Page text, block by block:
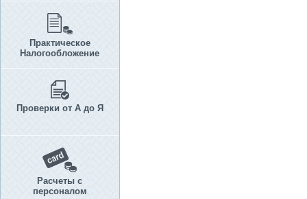
Практическое
Налогообложение
Проверки от А до Я
Расчеты с
персоналом